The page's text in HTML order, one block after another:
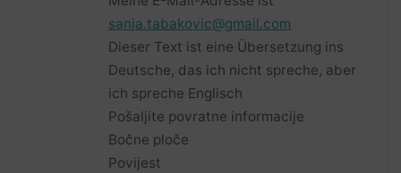
sanja.tabakovic@gmail.com
Dieser Text ist eine Übersetzung ins
Deutsche, das ich nicht spreche, aber
ich spreche Englisch
Pošaljite povratne informacije
Bočne ploče
Povijest